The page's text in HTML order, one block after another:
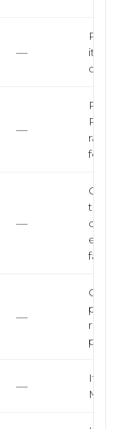
—
—
food
—
fait
—
pâtes,
—